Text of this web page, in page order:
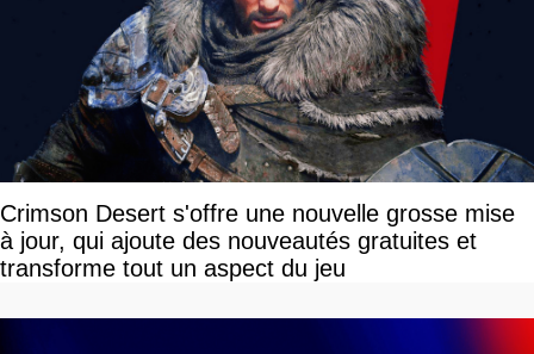
Crimson Desert s'offre une nouvelle grosse mise
à jour, qui ajoute des nouveautés gratuites et
transforme tout un aspect du jeu